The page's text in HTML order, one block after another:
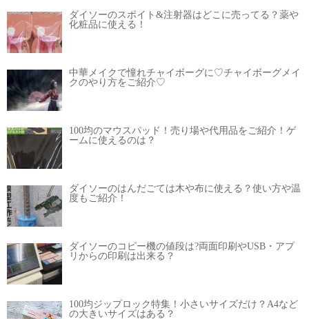
ダイソーのスポイト&注射器はどこに売ってる？薬や
化粧品に使える！
中華メイクで憧れチャイボーグに♡チャイボーグメイ
クのやり方をご紹介♡
100均のマウスパッド！売り場や代用品をご紹介！ゲ
ームに使えるのは？
ダイソーのはんだごては木や布に使える？使い方や温
度もご紹介！
ダイソーのコピー機の値段は?両面印刷やUSB・アプ
リからの印刷は出来る？
100均ジップロック特集！小さいサイズだけ？A4など
の大きいサイズはある？